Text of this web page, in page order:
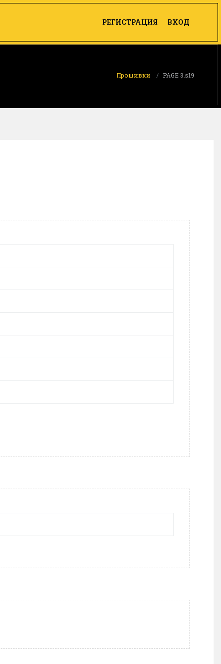
РЕГИСТРАЦИЯ ВХОД
Прошивки PAGE 3.s19